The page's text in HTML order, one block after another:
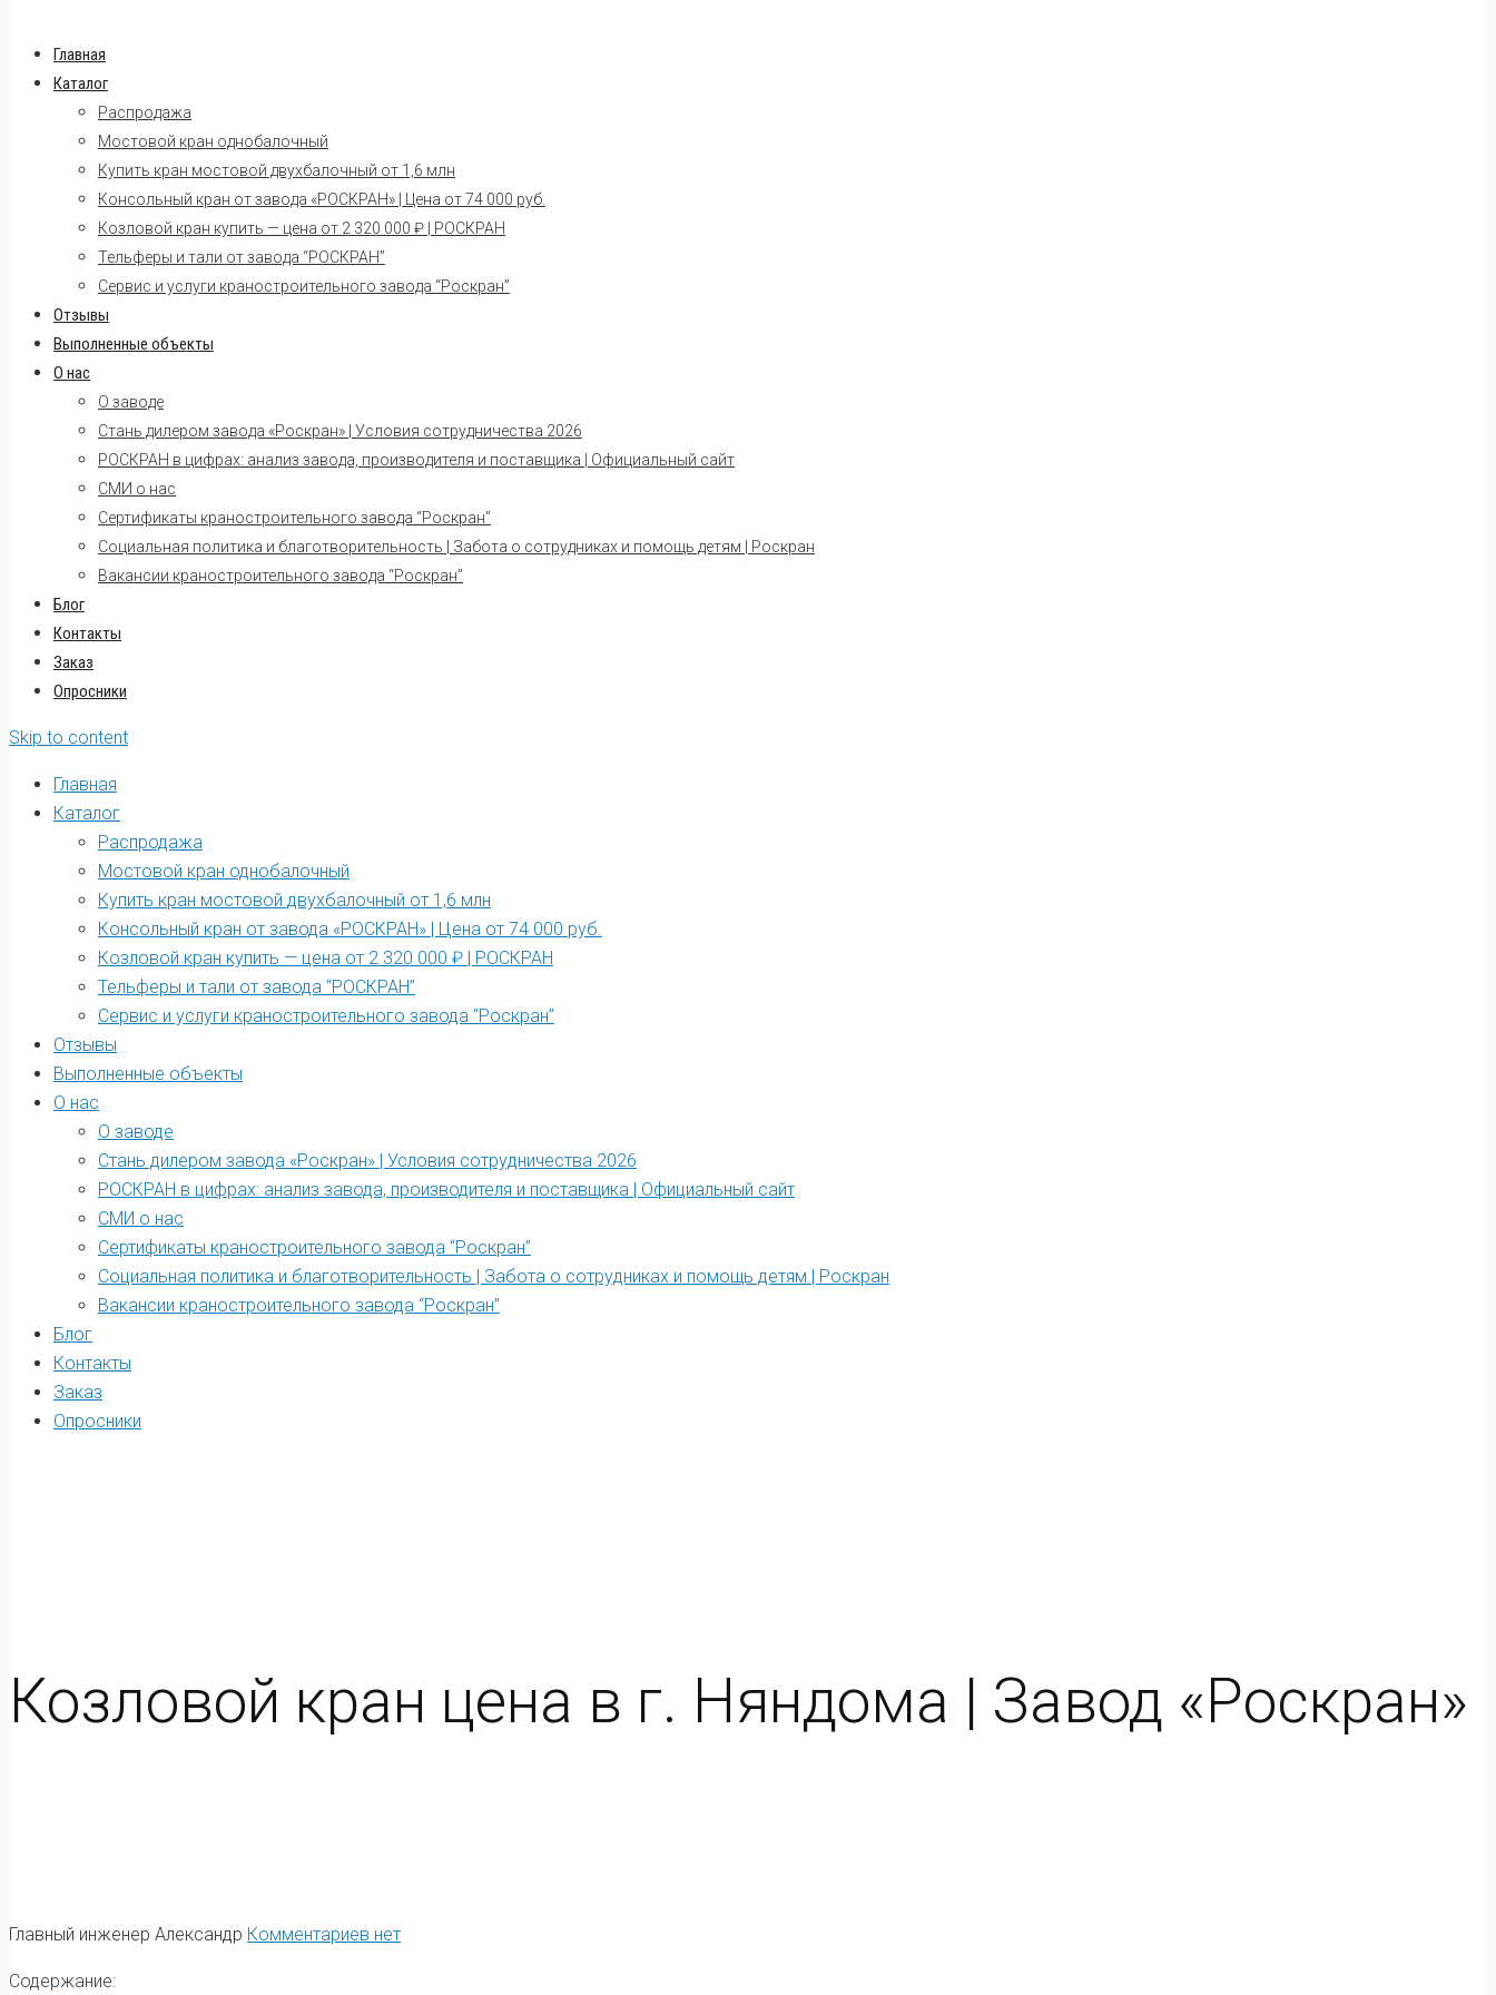
Главная
Каталог
Распродажа
Мостовой кран однобалочный
Купить кран мостовой двухбалочный от 1,6 млн
Консольный кран от завода «РОСКРАН» | Цена от 74 000 руб.
Козловой кран купить — цена от 2 320 000 ₽ | РОСКРАН
Тельферы и тали от завода “РОСКРАН”
Сервис и услуги краностроительного завода “Роскран”
Отзывы
Выполненные объекты
О нас
О заводе
Стань дилером завода «Роскран» | Условия сотрудничества 2026
РОСКРАН в цифрах: анализ завода, производителя и поставщика | Официальный сайт
СМИ о нас
Сертификаты краностроительного завода “Роскран”
Социальная политика и благотворительность | Забота о сотрудниках и помощь детям | Роскран
Вакансии краностроительного завода “Роскран”
Блог
Контакты
Заказ
Опросники
Skip to content
Главная
Каталог
Распродажа
Мостовой кран однобалочный
Купить кран мостовой двухбалочный от 1,6 млн
Консольный кран от завода «РОСКРАН» | Цена от 74 000 руб.
Козловой кран купить — цена от 2 320 000 ₽ | РОСКРАН
Тельферы и тали от завода “РОСКРАН”
Сервис и услуги краностроительного завода “Роскран”
Отзывы
Выполненные объекты
О нас
О заводе
Стань дилером завода «Роскран» | Условия сотрудничества 2026
РОСКРАН в цифрах: анализ завода, производителя и поставщика | Официальный сайт
СМИ о нас
Сертификаты краностроительного завода “Роскран”
Социальная политика и благотворительность | Забота о сотрудниках и помощь детям | Роскран
Вакансии краностроительного завода “Роскран”
Блог
Контакты
Заказ
Опросники
Козловой кран цена в г. Няндома | Завод «Роскран»
Главный инженер Александр Комментариев нет
Содержание: